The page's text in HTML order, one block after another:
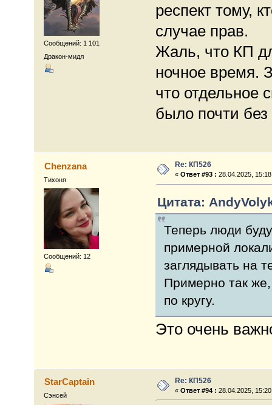
Сообщений: 1 101
Дракон-мидл
респект тому,
случае прав.
Жаль, что КП
ночное время.
что отдельное
было почти
Chenzana
Тихоня
Сообщений: 12
Re: КП526
«Ответ #93 : 28.04.2025,
Цитата:
Теперь люди
примерной
заглядывать на
Примерно так же,
по кругу.
Это очень
StarCaptain
Сэнсей
Re: КП526
«Ответ #94 : 28.04.2025,